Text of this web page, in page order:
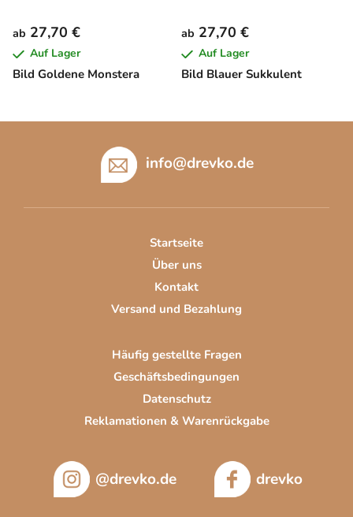
Bild Goldene Monstera
ab 27,70 €
Auf Lager
Bild Blauer Sukkulent
ab 27,70 €
Auf Lager
info@drevko.de
Startseite
Über uns
Kontakt
Versand und Bezahlung
Häufig gestellte Fragen
Geschäftsbedingungen
Datenschutz
Reklamationen & Warenrückgabe
@drevko.de drevko